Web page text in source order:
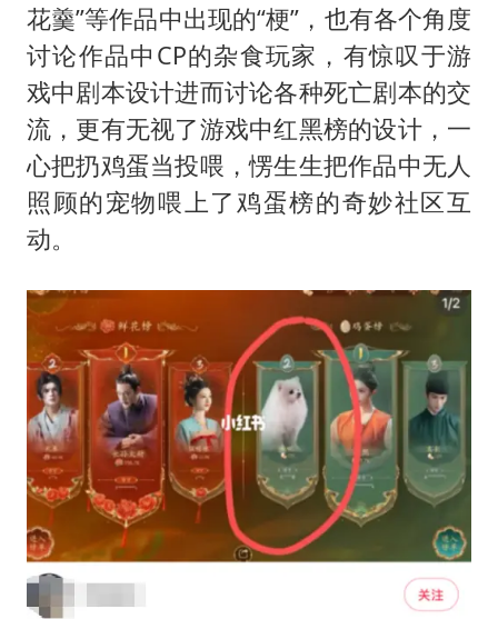
花羹”等作品中出现的“梗”，也有各个角度
讨论作品中CP的杂食玩家，有惊叹于游
戏中剧本设计进而讨论各种死亡剧本的交
流，更有无视了游戏中红黑榜的设计，一
心把扔鸡蛋当投喂，愣生生把作品中无人
照顾的宠物喂上了鸡蛋榜的奇妙社区互
动。